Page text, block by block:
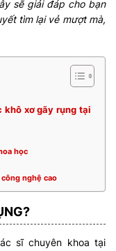
sẽ giải đáp cho bạn
tìm lại vẻ mượt mà,
khô xơ gãy rụng tại
học
nghệ cao
sĩ chuyên khoa tại